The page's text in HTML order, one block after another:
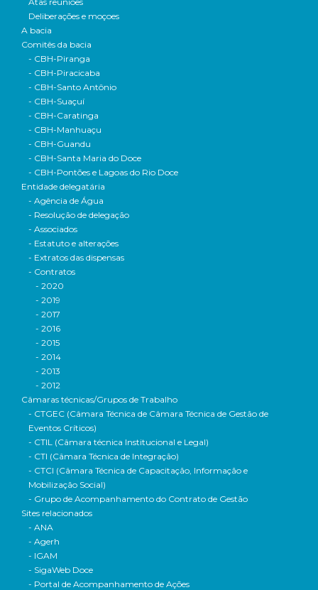
Deliberações e moçoes
A bacia
Comitês da bacia
- CBH-Piranga
- CBH-Piracicaba
- CBH-Santo Antônio
- CBH-Suaçuí
- CBH-Caratinga
- CBH-Manhuaçu
- CBH-Guandu
- CBH-Santa Maria do Doce
- CBH-Pontões e Lagoas do Rio Doce
Entidade delegatária
- Agência de Água
- Resolução de delegação
- Associados
- Estatuto e alterações
- Extratos das dispensas
- Contratos
- 2020
- 2019
- 2017
- 2016
- 2015
- 2014
- 2013
- 2012
Câmaras técnicas/Grupos de Trabalho
- CTGEC (Câmara Técnica de Câmara Técnica de Gestão de
Eventos Críticos)
- CTIL (Câmara técnica Institucional e Legal)
- CTI (Câmara Técnica de Integração)
- CTCI (Câmara Técnica de Capacitação, Informação e
Mobilização Social)
- Grupo de Acompanhamento do Contrato de Gestão
Sites relacionados
- ANA
- Agerh
- IGAM
- SigaWeb Doce
- Portal de Acompanhamento de Ações